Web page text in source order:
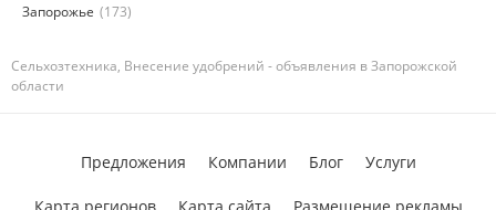
Запорожье (173)
Сельхозтехника, Внесение удобрений - объявления в Запорожской
области
Предложения Компании Блог Услуги